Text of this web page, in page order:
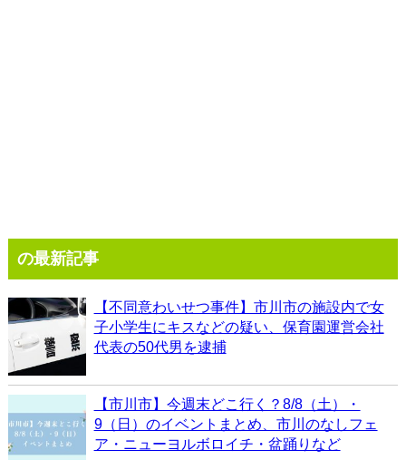
の最新記事
【不同意わいせつ事件】市川市の施設内で女
子小学生にキスなどの疑い、保育園運営会社
代表の50代男を逮捕
【市川市】今週末どこ行く？8/8（土）・
9（日）のイベントまとめ、市川のなしフェ
ア・ニューヨルボロイチ・盆踊りなど